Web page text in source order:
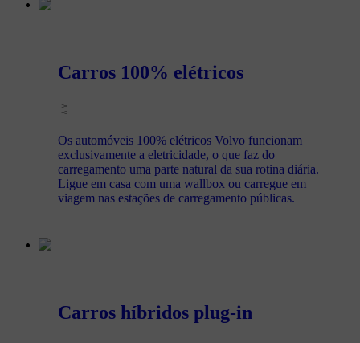
Carros 100% elétricos
Os automóveis 100% elétricos Volvo funcionam
exclusivamente a eletricidade, o que faz do
carregamento uma parte natural da sua rotina diária.
Ligue em casa com uma wallbox ou carregue em
viagem nas estações de carregamento públicas.
Carros híbridos plug-in